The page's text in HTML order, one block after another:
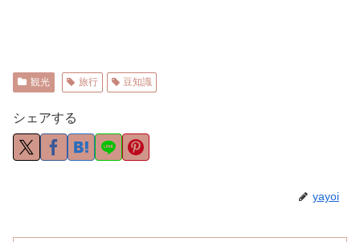
観光 旅行 豆知識
シェアする
yayoi